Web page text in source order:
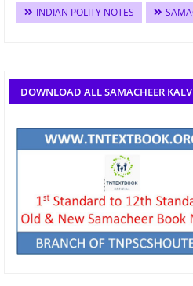
INDIAN POLITY NOTES
DOWNLOAD ALL SAMACHEER